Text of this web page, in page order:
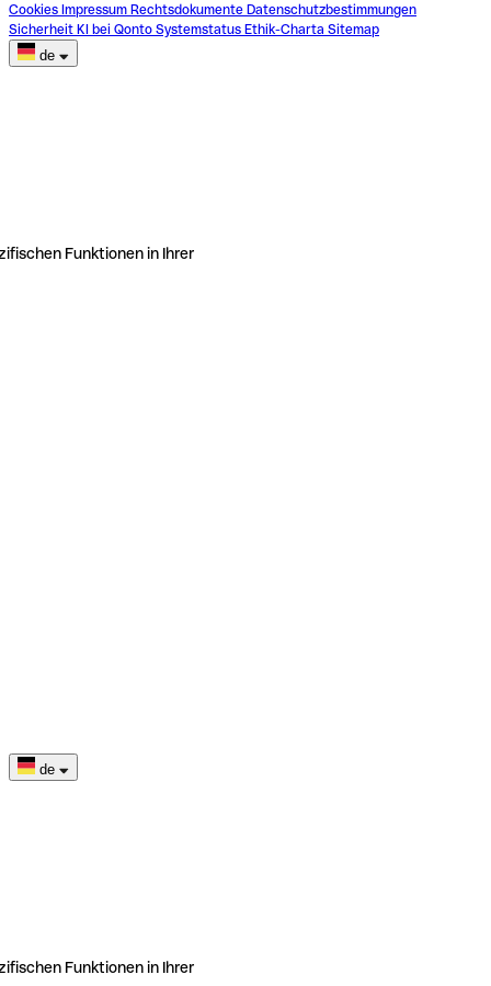
Cookies Impressum Rechtsdokumente Datenschutzbestimmungen
Sicherheit KI bei Qonto Systemstatus Ethik-Charta Sitemap
de
Funktionen in Ihrer
de
Funktionen in Ihrer